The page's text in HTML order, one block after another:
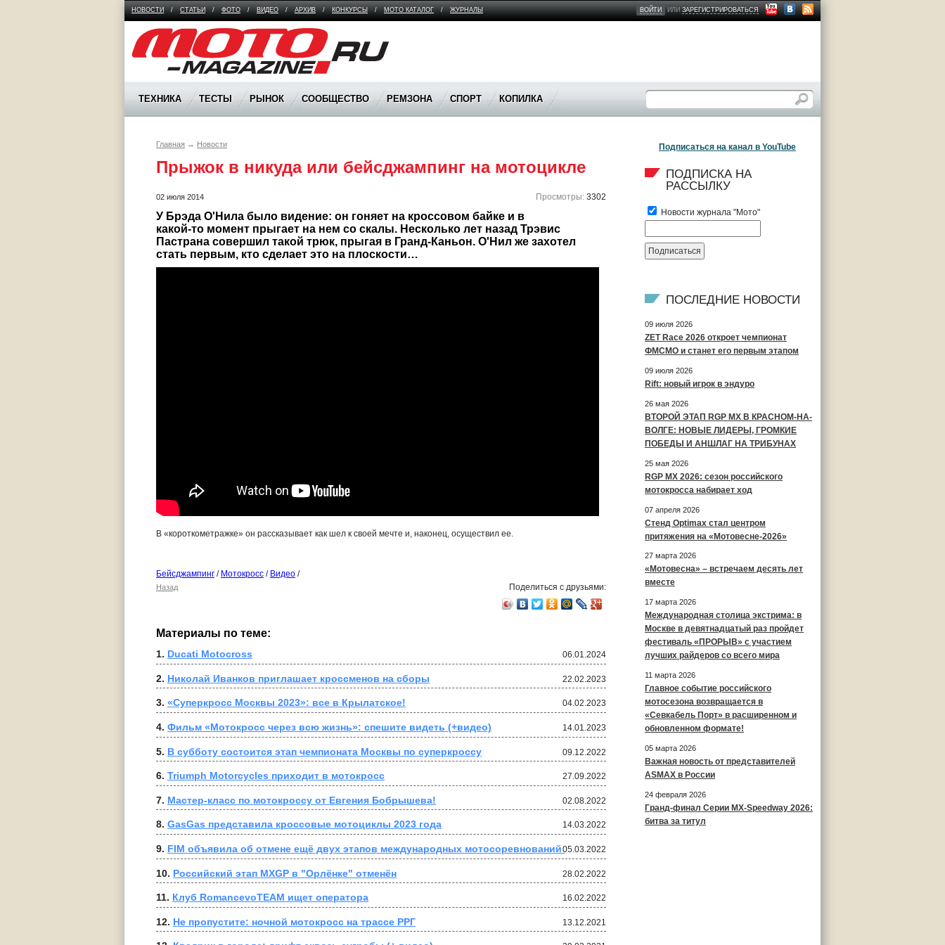
НОВОСТИ / СТАТЬИ / ФОТО / ВИДЕО / АРХИВ / КОНКУРСЫ / МОТО КАТАЛОГ / ЖУРНАЛЫ ВОЙТИ ИЛИЗАРЕГИСТРИРОВАТЬСЯ
Moto Magazine
ТЕХНИКА ТЕСТЫ РЫНОК СООБЩЕСТВО РЕМЗОНА СПОРТ КОПИЛКА
Главная → Новости
Прыжок в никуда или бейсджампинг на мотоцикле
Просмотры: 3302
02 июля 2014
У Брэда О'Нила было видение: он гоняет на кроссовом байке и в
какой-то момент прыгает на нем со скалы. Несколько лет назад Трэвис
Пастрана совершил такой трюк, прыгая в Гранд-Каньон. О'Нил же захотел
стать первым, кто сделает это на плоскости…
В «короткометражке» он рассказывает как шел к своей мечте и, наконец, осуществил ее.
Бейсджампинг / Мотокросс / Видео /
Назад Поделиться с друзьями:
Материалы по теме:
06.01.2024
1. Ducati Motocross
22.02.2023
2. Николай Иванков приглашает кроссменов на сборы
04.02.2023
3. «Суперкросс Москвы 2023»: все в Крылатское!
14.01.2023
4. Фильм «Мотокросс через всю жизнь»: спешите видеть (+видео)
09.12.2022
5. В субботу состоится этап чемпионата Москвы по суперкроссу
27.09.2022
6. Triumph Motorcycles приходит в мотокросс
02.08.2022
7. Мастер-класс по мотокроссу от Евгения Бобрышева!
14.03.2022
8. GasGas представила кроссовые мотоциклы 2023 года
05.03.2022
9. FIM объявила об отмене ещё двух этапов международных мотосоревнований
28.02.2022
10. Российский этап MXGP в "Орлёнке" отменён
16.02.2022
11. Клуб RomancevoTEAM ищет оператора
13.12.2021
12. Не пропустите: ночной мотокросс на трассе РРГ
Подписаться на канал в YouTube
ПОДПИСКА НА
РАССЫЛКУ
Новости журнала "Мото"
ПОСЛЕДНИЕ НОВОСТИ
09 июля 2026
ZET Race 2026 откроет чемпионат
ФМСМО и станет его первым этапом
09 июля 2026
Rift: новый игрок в эндуро
26 мая 2026
ВТОРОЙ ЭТАП RGP MX В КРАСНОМ-НА-
ВОЛГЕ: НОВЫЕ ЛИДЕРЫ, ГРОМКИЕ
ПОБЕДЫ И АНШЛАГ НА ТРИБУНАХ
25 мая 2026
RGP MX 2026: сезон российского
мотокросса набирает ход
07 апреля 2026
Стенд Optimax стал центром
притяжения на «Мотовесне-2026»
27 марта 2026
«Мотовесна» – встречаем десять лет
вместе
17 марта 2026
Международная столица экстрима: в
Москве в девятнадцатый раз пройдет
фестиваль «ПРОРЫВ» с участием
лучших райдеров со всего мира
11 марта 2026
Главное событие российского
мотосезона возвращается в
«Севкабель Порт» в расширенном и
обновленном формате!
05 марта 2026
Важная новость от представителей
ASMAX в России
24 февраля 2026
Гранд-финал Серии MX-Speedway 2026:
битва за титул